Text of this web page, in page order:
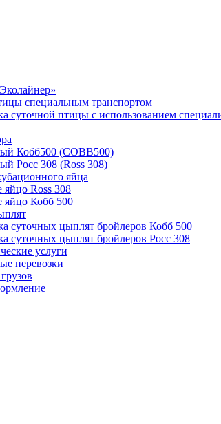
специальным транспортом
суточной птицы с использованием
Кобб500 (COBB500)
Росс 308 (Ross 308)
яйца
Ross 308
яйцо Кобб 500
суточных цыплят бройлеров Кобб 500
суточных цыплят бройлеров Росс 308
услуги
перевозки